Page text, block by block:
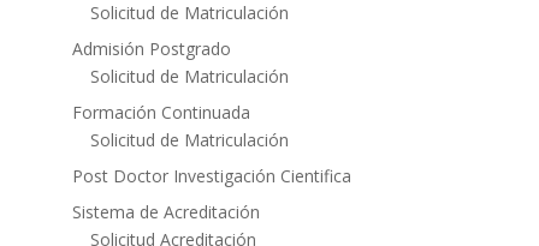
Solicitud de Matriculación
Admisión Postgrado
Solicitud de Matriculación
Formación Continuada
Solicitud de Matriculación
Post Doctor Investigación Cientifica
Sistema de Acreditación
Solicitud Acreditación